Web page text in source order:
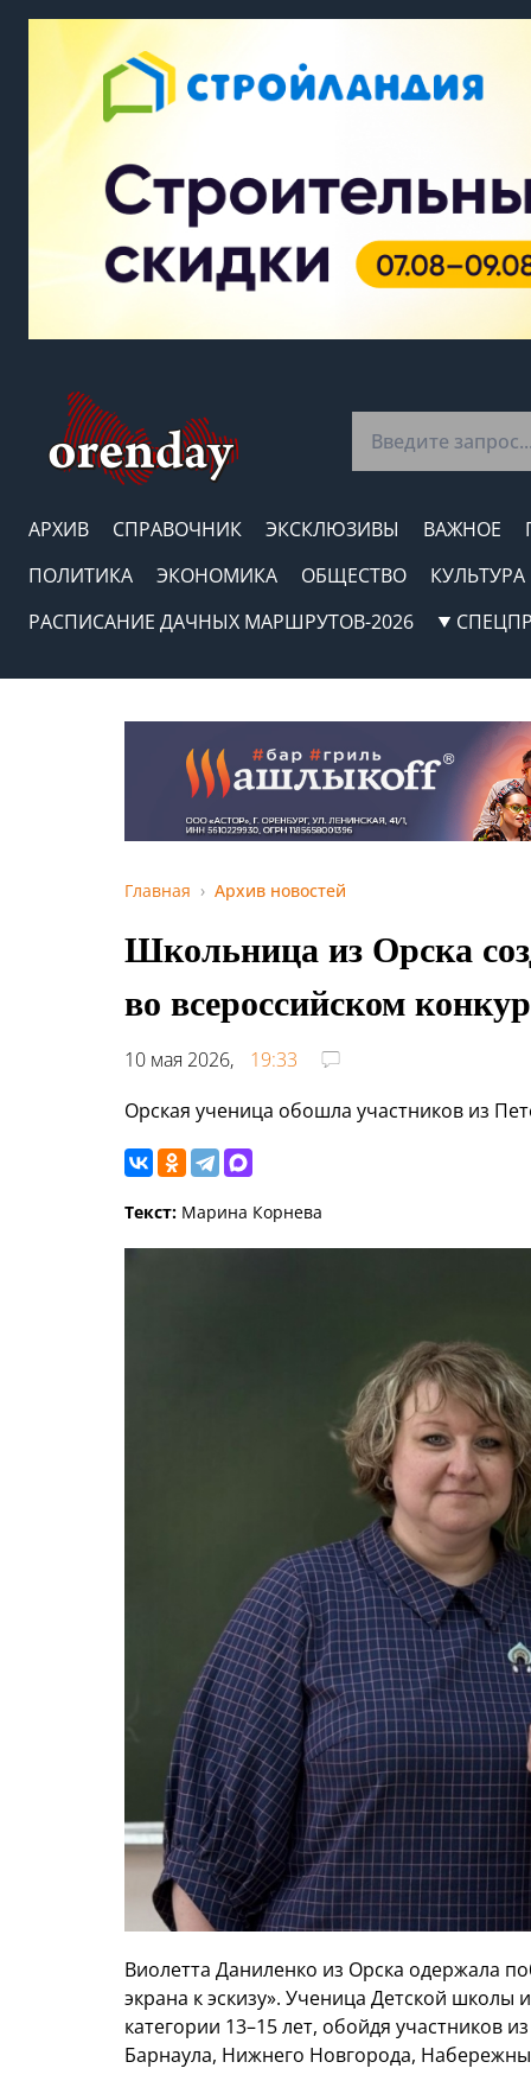
АРХИВ СПРАВОЧНИК ЭКСКЛЮЗИВЫ ВАЖНОЕ
ПОЛИТИКА
ЭКОНОМИКА ОБЩЕСТВО
КУЛЬТУРА
РАСПИСАНИЕ ДАЧНЫХ МАРШРУТОВ-2026
Главная Архив новостей
Школьница из Орска
во всероссийском
10 мая 2026,
19:33
Орская ученица обошла участников из
Текст: Марина Корнева
Виолетта Даниленко из Орска одержала
экрана к эскизу». Ученица Детской школы
категории 13–15 лет, обойдя участников
Барнаула, Нижнего Новгорода,